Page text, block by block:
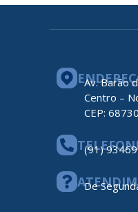
Av. Barão
Centro –
CEP:
(91)
De